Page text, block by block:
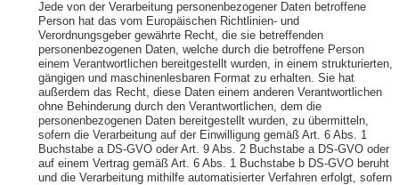
Jede von der Verarbeitung personenbezogener Daten betroffene
Person hat das vom Europäischen Richtlinien- und
Verordnungsgeber gewährte Recht, die sie betreffenden
personenbezogenen Daten, welche durch die betroffene Person
einem Verantwortlichen bereitgestellt wurden, in einem strukturierten,
gängigen und maschinenlesbaren Format zu erhalten. Sie hat
außerdem das Recht, diese Daten einem anderen Verantwortlichen
ohne Behinderung durch den Verantwortlichen, dem die
personenbezogenen Daten bereitgestellt wurden, zu übermitteln,
sofern die Verarbeitung auf der Einwilligung gemäß Art. 6 Abs. 1
Buchstabe a DS-GVO oder Art. 9 Abs. 2 Buchstabe a DS-GVO oder
auf einem Vertrag gemäß Art. 6 Abs. 1 Buchstabe b DS-GVO beruht
und die Verarbeitung mithilfe automatisierter Verfahren erfolgt, sofern